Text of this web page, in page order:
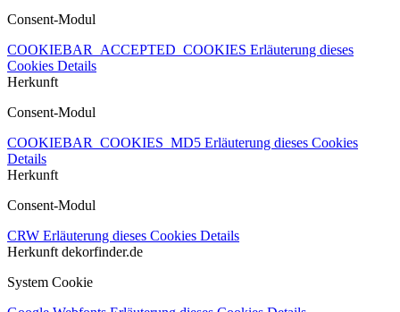
Consent-Modul
COOKIEBAR_ACCEPTED_COOKIES Erläuterung dieses
Cookies Details
Herkunft
Consent-Modul
COOKIEBAR_COOKIES_MD5 Erläuterung dieses Cookies
Details
Herkunft
Consent-Modul
CRW Erläuterung dieses Cookies Details
Herkunft dekorfinder.de
System Cookie